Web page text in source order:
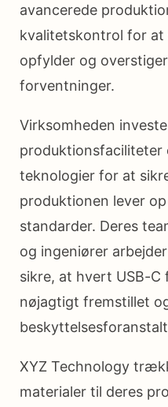
avancerede
kvalitetskontrol for at
opfylder og
forventninger.
Virksomheden
produktionsfaciliteter
teknologier for at
produktionen lever
standarder. Deres
og ingeniører
sikre, at hvert USB-
nøjagtigt fremstillet
XYZ Technology
materialer til deres